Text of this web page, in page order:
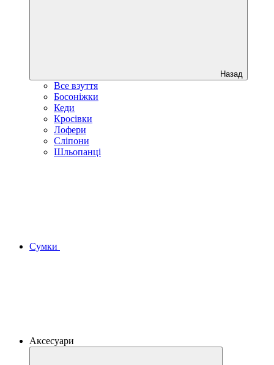
Назад
Все взуття
Босоніжки
Кеди
Кросівки
Лофери
Сліпони
Шльопанці
Сумки
Аксесуари